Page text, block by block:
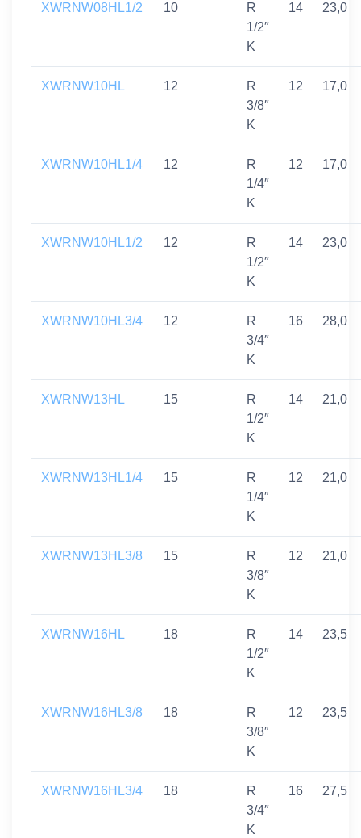
XWRNW08HL1/2 10
R
1/2″
K
14 23,0
XWRNW10HL 12
R
3/8″
K
12 17,0
XWRNW10HL1/4 12
R
1/4″
K
12 17,0
XWRNW10HL1/2 12
R
1/2″
K
14 23,0
XWRNW10HL3/4 12
R
3/4″
K
16 28,0
XWRNW13HL 15
R
1/2″
K
14 21,0
XWRNW13HL1/4 15
R
1/4″
K
12 21,0
XWRNW13HL3/8 15
R
3/8″
K
12 21,0
XWRNW16HL 18
R
1/2″
K
14 23,5
XWRNW16HL3/8 18
R
3/8″
K
12 23,5
XWRNW16HL3/4 18
R
3/4″
K
16 27,5